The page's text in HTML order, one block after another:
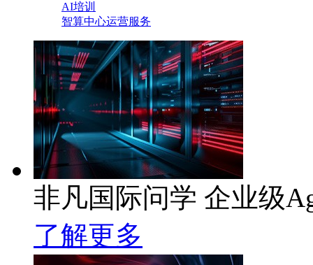
AI培训
智算中心运营服务
非凡国际问学 企业级
了解更多